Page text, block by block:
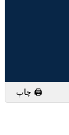
🖨 چاپ